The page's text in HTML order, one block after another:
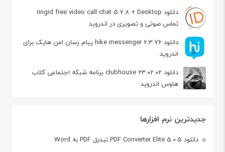
دانلود ringid free video call chat 5.7.8 + Desktop
تماس صوتی و تصویری در اندروید
دانلود hike messenger 6.3.76 پیام‌ رسان‌ امن هایک برای
اندروید
دانلود clubhouse 23.02.02 برنامه شبکه اجتماعی کلاب
هاوس اندروید
جدیدترین نرم افزارها
دانلود PDF Converter Elite 5.0.5 تبدیل PDF به Word